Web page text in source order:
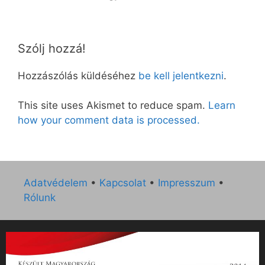
Szólj hozzá!
Hozzászólás küldéséhez be kell jelentkezni.
This site uses Akismet to reduce spam. Learn
how your comment data is processed.
Adatvédelem • Kapcsolat • Impresszum •
Rólunk